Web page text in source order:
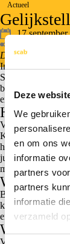
Deze
We
en om ons
informatie
partners
partners
informatie
verzameld
Actueel
17
Door: Redouan
In families
Successiewet
biologische
erfenissen of
Huidige
Voor de erf- en
Kinderen vallen in
hebben de
juridisch erkend
moesten zij vaak
Wat
Biologische
kinderen.
en erfbelasting.
Wat
Voor families